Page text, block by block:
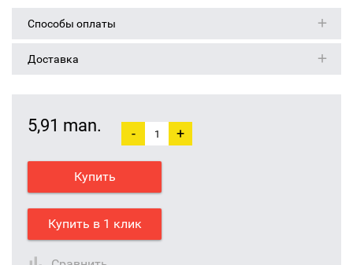
Способы оплаты
Доставка
5,91 man. - +
Купить
Купить в 1 клик